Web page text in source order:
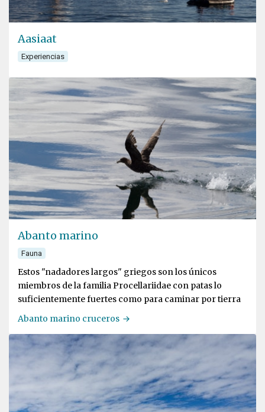
Aasiaat
Experiencias
Abanto marino
Fauna
Estos "nadadores largos" griegos son los únicos
miembros de la familia Procellariidae con patas lo
suficientemente fuertes como para caminar por tierra
Abanto marino cruceros